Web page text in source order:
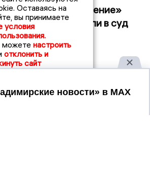
ЖК «Поколение»
Строй» передали в суд
2017 © NEWSVLADIMIR.RU | СИ
«Информационное агентство
Оставаясь на
вы принимаете
условия
настроить
отклонить и
сайт
Принять